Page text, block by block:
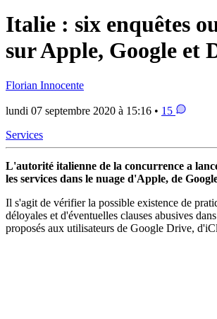
Italie : six enquêtes
sur Apple, Google et
Florian Innocente
lundi 07 septembre 2020 à 15:16 • 15
Services
L'autorité italienne de la concurrence a
les services dans le nuage d'Apple, de
Il s'agit de vérifier la possible existence de
déloyales et d'éventuelles clauses abusives
proposés aux utilisateurs de Google Drive,